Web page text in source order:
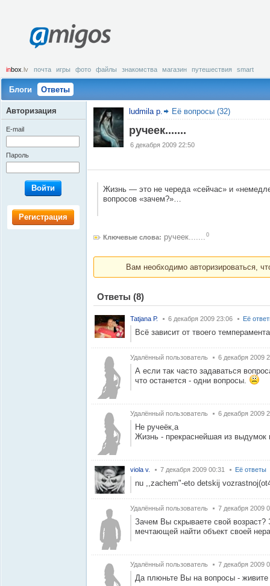
amigos
inbox .lv почта игры фото файлы знакомства магазин путешествия smart
Блоги Ответы
ludmila p. Её вопросы (32)
ручеек.......
6 декабря 2009 22:50
Жизнь — это не череда «сейчас» и
вопросов «зачем?»…
Ключевые слова: ручеек....... 0
Вам необходимо авторизироваться,
Ответы (8)
Tatjana Р. 6 декабря 2009 23:06 Её
Всё зависит от твоего
Удалённый пользователь 6 декабря 2009
А если так часто задаваться
что останется - одни вопросы.
Удалённый пользователь 6 декабря 2009
Не ручеёк,а
Жизнь - прекраснейшая из выдумок
viola v. 7 декабря 2009 00:31 Её ответы
nu ,,zachem"-eto detskij
Удалённый пользователь 7 декабря 2009
Зачем Вы скрываете свой возраст?
мечтающей найти объект своей
Удалённый пользователь 7 декабря 2009
Да плюньте Вы на вопросы - живите
Авторизация
E-mail
Пароль
Войти
Регистрация